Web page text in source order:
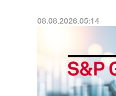
08.08.2026.05:14